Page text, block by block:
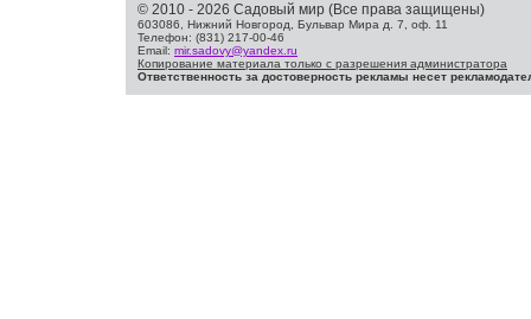
© 2010 - 2026 Садовый мир (Все права защищены)
603086, Нижний Новгород, Бульвар Мира д. 7, оф. 11
Телефон: (831) 217-00-46
Email: mir.sadovy@yandex.ru
Копирование материала только с разрешения администратора
Ответственность за достоверность рекламы несет